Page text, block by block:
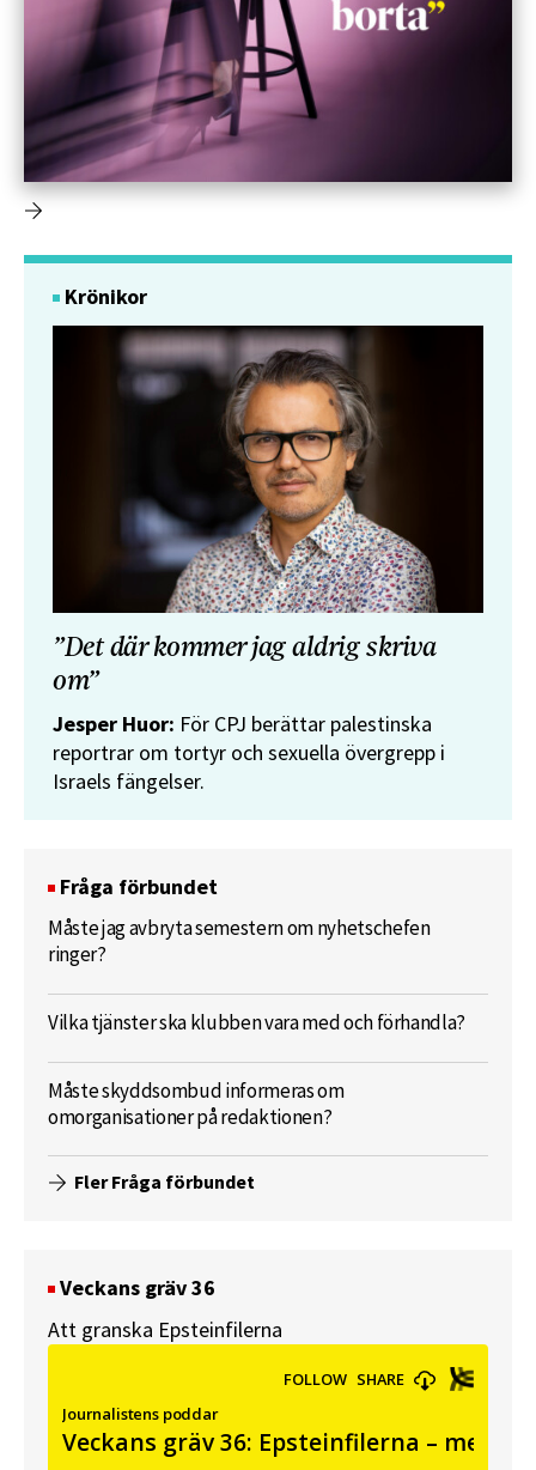
Krönikor
”Det där kommer jag aldrig skriva
om”
Jesper Huor: För CPJ berättar palestinska
reportrar om tortyr och sexuella övergrepp i
Israels fängelser.
Fråga förbundet
Måste jag avbryta semestern om nyhetschefen
ringer?
Vilka tjänster ska klubben vara med och förhandla?
Måste skyddsombud informeras om
omorganisationer på redaktionen?
Fler Fråga förbundet
Veckans gräv 36
Att granska Epsteinfilerna